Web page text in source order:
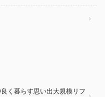
く暮らす思い出大規模リフ